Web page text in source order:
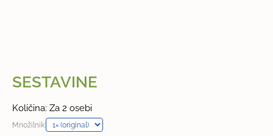
SESTAVINE
Količina: Za 2 osebi
Množilnik: